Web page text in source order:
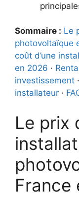
Sommaire : Le
photovoltaïque
coût d’une
en 2026 ·
investissement ·
installateur ·
Le prix
France